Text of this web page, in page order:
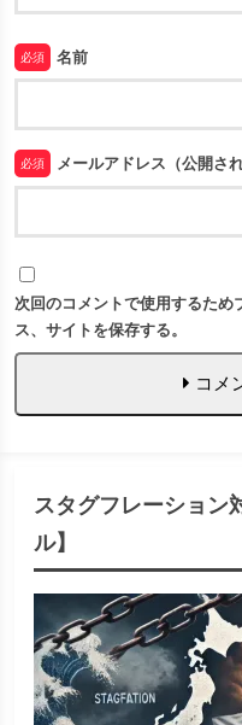
必須 名前
必須 メールアドレス（公開さ
次回のコメントで使用するため
ス、サイトを保存する。
コメ
スタグフレーション
ル】